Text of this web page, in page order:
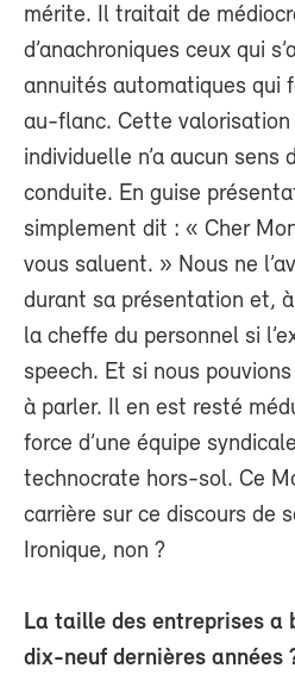
mérite. Il traitait de
d’anachroniques ceux qui
annuités automatiques qui
au-flanc. Cette valorisation
individuelle n’a aucun sens
conduite. En guise
simplement dit : « Cher
vous saluent. » Nous ne
durant sa présentation et,
la cheffe du personnel si
speech. Et si nous
à parler. Il en est resté
force d’une équipe
technocrate hors-sol. Ce
carrière sur ce discours de
Ironique, non ?
La taille des entreprises a
dix-neuf dernières années